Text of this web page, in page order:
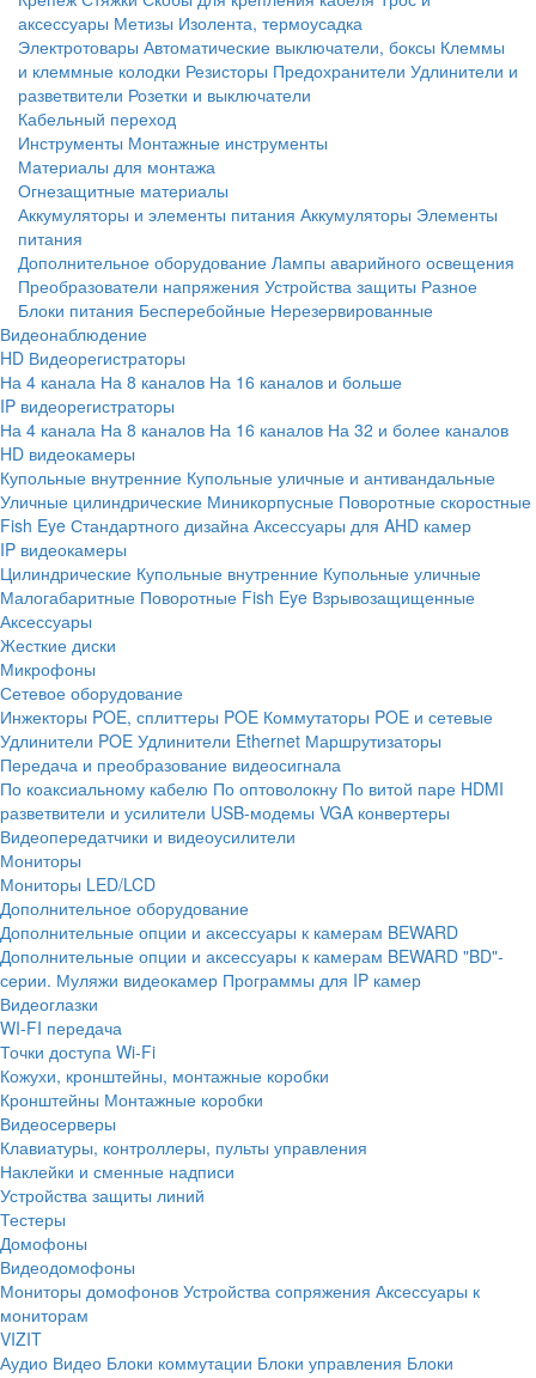
аксессуары Метизы Изолента, термоусадка
Электротовары Автоматические выключатели, боксы Клеммы
и клеммные колодки Резисторы Предохранители Удлинители и
разветвители Розетки и выключатели
Кабельный переход
Инструменты Монтажные инструменты
Материалы для монтажа
Огнезащитные материалы
Аккумуляторы и элементы питания Аккумуляторы Элементы
питания
Дополнительное оборудование Лампы аварийного освещения
Преобразователи напряжения Устройства защиты Разное
Блоки питания Бесперебойные Нерезервированные
Видеонаблюдение
HD Видеорегистраторы
На 4 канала На 8 каналов На 16 каналов и больше
IP видеорегистраторы
На 4 канала На 8 каналов На 16 каналов На 32 и более каналов
HD видеокамеры
Купольные внутренние Купольные уличные и антивандальные
Уличные цилиндрические Миникорпусные Поворотные скоростные
Fish Eye Стандартного дизайна Аксессуары для AHD камер
IP видеокамеры
Цилиндрические Купольные внутренние Купольные уличные
Малогабаритные Поворотные Fish Eye Взрывозащищенные
Аксессуары
Жесткие диски
Микрофоны
Сетевое оборудование
Инжекторы POE, сплиттеры POE Коммутаторы POE и сетевые
Удлинители POE Удлинители Ethernet Маршрутизаторы
Передача и преобразование видеосигнала
По коаксиальному кабелю По оптоволокну По витой паре HDMI
разветвители и усилители USB-модемы VGA конвертеры
Видеопередатчики и видеоусилители
Мониторы
Мониторы LED/LCD
Дополнительное оборудование
Дополнительные опции и аксессуары к камерам BEWARD
Дополнительные опции и аксессуары к камерам BEWARD "BD"-
серии. Муляжи видеокамер Программы для IP камер
Видеоглазки
WI-FI передача
Точки доступа Wi-Fi
Кожухи, кронштейны, монтажные коробки
Кронштейны Монтажные коробки
Видеосерверы
Клавиатуры, контроллеры, пульты управления
Наклейки и сменные надписи
Устройства защиты линий
Тестеры
Домофоны
Видеодомофоны
Мониторы домофонов Устройства сопряжения Аксессуары к
мониторам
VIZIT
Аудио Видео Блоки коммутации Блоки управления Блоки